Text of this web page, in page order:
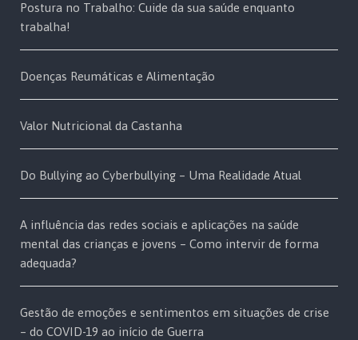
Postura no Trabalho: Cuide da sua saúde enquanto
trabalha!
Doenças Reumáticas e Alimentação
Valor Nutricional da Castanha
Do Bullying ao Cyberbullying – Uma Realidade Atual
A influência das redes sociais e aplicações na saúde
mental das crianças e jovens – Como intervir de forma
adequada?
Gestão de emoções e sentimentos em situações de crise
– do COVID-19 ao início de Guerra